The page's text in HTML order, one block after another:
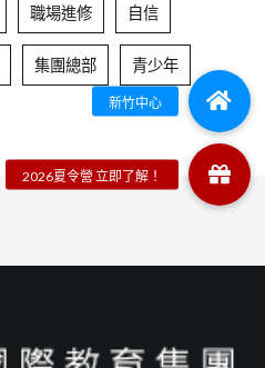
職場進修 自信
集團總部 青少年